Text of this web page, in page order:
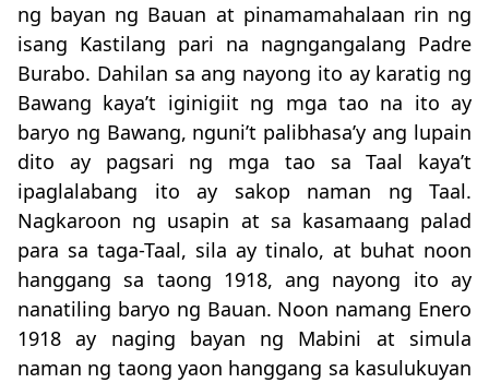
ng bayan ng Bauan at pinamamahalaan rin ng
isang Kastilang pari na nagngangalang Padre
Burabo. Dahilan sa ang nayong ito ay karatig ng
Bawang kaya’t iginigiit ng mga tao na ito ay
baryo ng Bawang, nguni’t palibhasa’y ang lupain
dito ay pagsari ng mga tao sa Taal kaya’t
ipaglalabang ito ay sakop naman ng Taal.
Nagkaroon ng usapin at sa kasamaang palad
para sa taga-Taal, sila ay tinalo, at buhat noon
hanggang sa taong 1918, ang nayong ito ay
nanatiling baryo ng Bauan. Noon namang Enero
1918 ay naging bayan ng Mabini at simula
naman ng taong yaon hanggang sa kasulukuyan